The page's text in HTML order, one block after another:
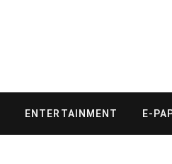
ENTERTAINMENT E-